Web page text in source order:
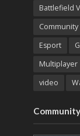
Battlefield V
Esport
Multiplayer
video